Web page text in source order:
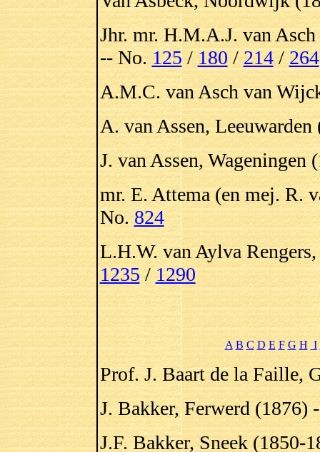
Jhr. mr. H.M.A.J. van
-- No.125/180/214/264
A.M.C. van Asch van
A. van Assen,
J. van Assen,
mr. E. Attema (en mej. R.
No.824
L.H.W. van Aylva
1235/1290
A B C D E F G H I
Prof. J. Baart de la Faille,
J. Bakker, Ferwerd (1876)
J.F. Bakker, Sneek (1850-